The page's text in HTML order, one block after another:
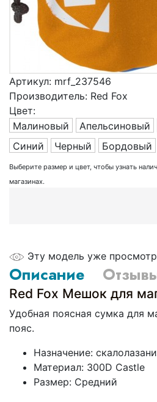
Артикул: mrf_237546
Производитель: Red Fox
Цвет:
Малиновый
Апельсиновый
Синий
Черный Бордовый
Выберите размер и цвет, чтобы узнать
магазинах.
Эту модель уже
Описание
Red Fox Мешок для
Удобная поясная сумка для
пояс.
Назначение:
Материал: 300D Castlе
Размер: Средний